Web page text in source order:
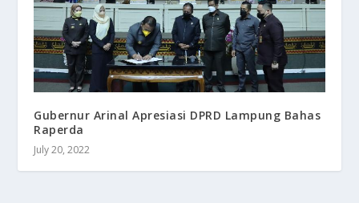
Gubernur Arinal Apresiasi DPRD Lampung Bahas
Raperda
July 20, 2022